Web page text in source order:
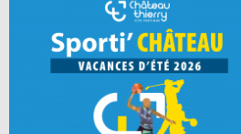
À chaque période de vacances scolaires, la
Ville de Château-Thierry invite les jeunes à
découvrir durant deux jours une multitude
d'activités sportives dans le cadre de
Sporti'Château.